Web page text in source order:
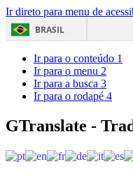
Ir direto para menu de
BRASIL
Ir para o conteúdo 1
Ir para o menu 2
Ir para a busca 3
Ir para o rodapé 4
GTranslate -